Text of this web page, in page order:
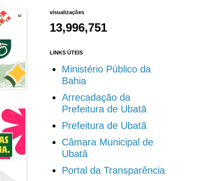
visualizações
13,996,751
LINKS ÚTEIS
Ministério Público da
Bahia
Arrecadação da
Prefeitura de Ubatã
Prefeitura de Ubatã
Câmara Municipal de
Ubatã
Portal da Transparência